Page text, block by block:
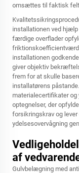
omsættes til faktisk
installationen ved
færdige overflader
installationen
giver objektiv
frem for at skulle
installatørens
materialecertifikater
optegnelser, der
forsikringskrav og
ydelsesovervågning
af
Gulvbelægning med